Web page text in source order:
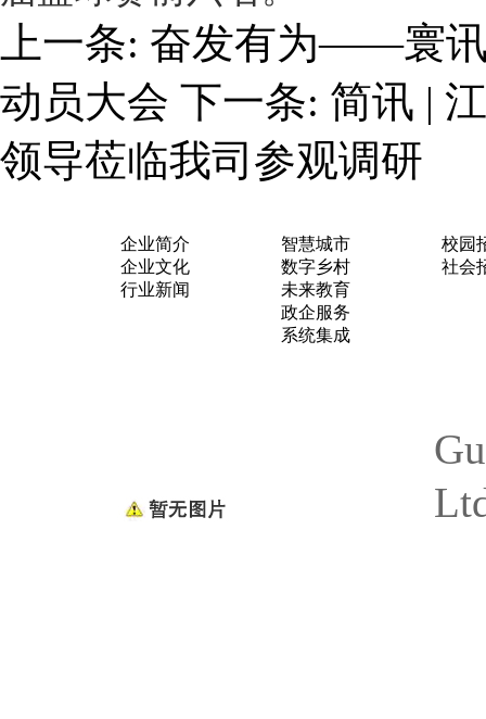
上一条: 奋发有为——寰讯
动员大会 下一条: 简讯 |
领导莅临我司参观调研
企业简介
企业文化
行业新闻
智慧城市
数字乡村
未来教育
政企服务
系统集成
校园
社会